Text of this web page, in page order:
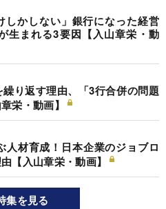
しかしない」銀行になった経営
生まれる3要因【入山章栄・動
り返す理由、「3行合併の問題
栄・動画】
材育成！日本企業のジョブロ
【入山章栄・動画】
集を見る